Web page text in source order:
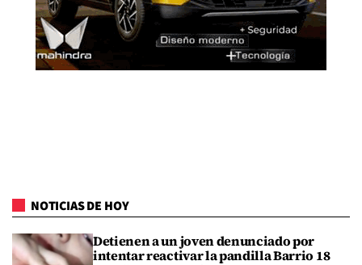
NOTICIAS DE HOY
Detienen a un joven denunciado por
intentar reactivar la pandilla Barrio 18